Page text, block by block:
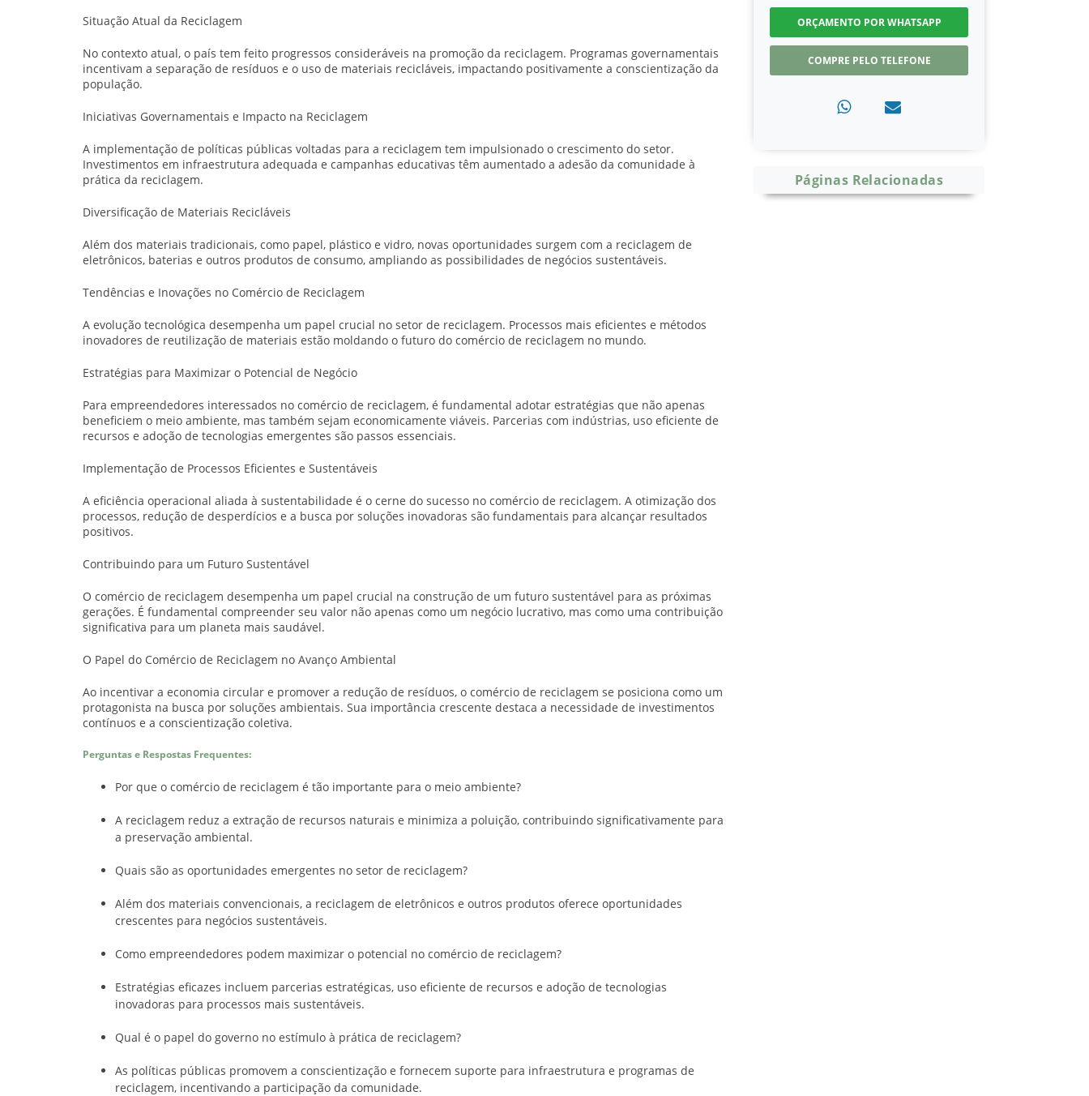
Situação Atual da Reciclagem
No contexto atual, o país tem feito progressos consideráveis na promoção da reciclagem. Programas governamentais
incentivam a separação de resíduos e o uso de materiais recicláveis, impactando positivamente a conscientização da
população.
Iniciativas Governamentais e Impacto na Reciclagem
A implementação de políticas públicas voltadas para a reciclagem tem impulsionado o crescimento do setor.
Investimentos em infraestrutura adequada e campanhas educativas têm aumentado a adesão da comunidade à
prática da reciclagem.
Diversificação de Materiais Recicláveis
Além dos materiais tradicionais, como papel, plástico e vidro, novas oportunidades surgem com a reciclagem de
eletrônicos, baterias e outros produtos de consumo, ampliando as possibilidades de negócios sustentáveis.
Tendências e Inovações no Comércio de Reciclagem
A evolução tecnológica desempenha um papel crucial no setor de reciclagem. Processos mais eficientes e métodos
inovadores de reutilização de materiais estão moldando o futuro do comércio de reciclagem no mundo.
Estratégias para Maximizar o Potencial de Negócio
Para empreendedores interessados no comércio de reciclagem, é fundamental adotar estratégias que não apenas
beneficiem o meio ambiente, mas também sejam economicamente viáveis. Parcerias com indústrias, uso eficiente de
recursos e adoção de tecnologias emergentes são passos essenciais.
Implementação de Processos Eficientes e Sustentáveis
A eficiência operacional aliada à sustentabilidade é o cerne do sucesso no comércio de reciclagem. A otimização dos
processos, redução de desperdícios e a busca por soluções inovadoras são fundamentais para alcançar resultados
positivos.
Contribuindo para um Futuro Sustentável
O comércio de reciclagem desempenha um papel crucial na construção de um futuro sustentável para as próximas
gerações. É fundamental compreender seu valor não apenas como um negócio lucrativo, mas como uma contribuição
significativa para um planeta mais saudável.
O Papel do Comércio de Reciclagem no Avanço Ambiental
Ao incentivar a economia circular e promover a redução de resíduos, o comércio de reciclagem se posiciona como um
protagonista na busca por soluções ambientais. Sua importância crescente destaca a necessidade de investimentos
contínuos e a conscientização coletiva.
Perguntas e Respostas Frequentes:
Por que o comércio de reciclagem é tão importante para o meio ambiente?
A reciclagem reduz a extração de recursos naturais e minimiza a poluição, contribuindo significativamente para
a preservação ambiental.
Quais são as oportunidades emergentes no setor de reciclagem?
Além dos materiais convencionais, a reciclagem de eletrônicos e outros produtos oferece oportunidades
crescentes para negócios sustentáveis.
Como empreendedores podem maximizar o potencial no comércio de reciclagem?
Estratégias eficazes incluem parcerias estratégicas, uso eficiente de recursos e adoção de tecnologias
inovadoras para processos mais sustentáveis.
Qual é o papel do governo no estímulo à prática de reciclagem?
As políticas públicas promovem a conscientização e fornecem suporte para infraestrutura e programas de
reciclagem, incentivando a participação da comunidade.
ORÇAMENTO POR WHATSAPP
COMPRE PELO TELEFONE
Páginas Relacionadas